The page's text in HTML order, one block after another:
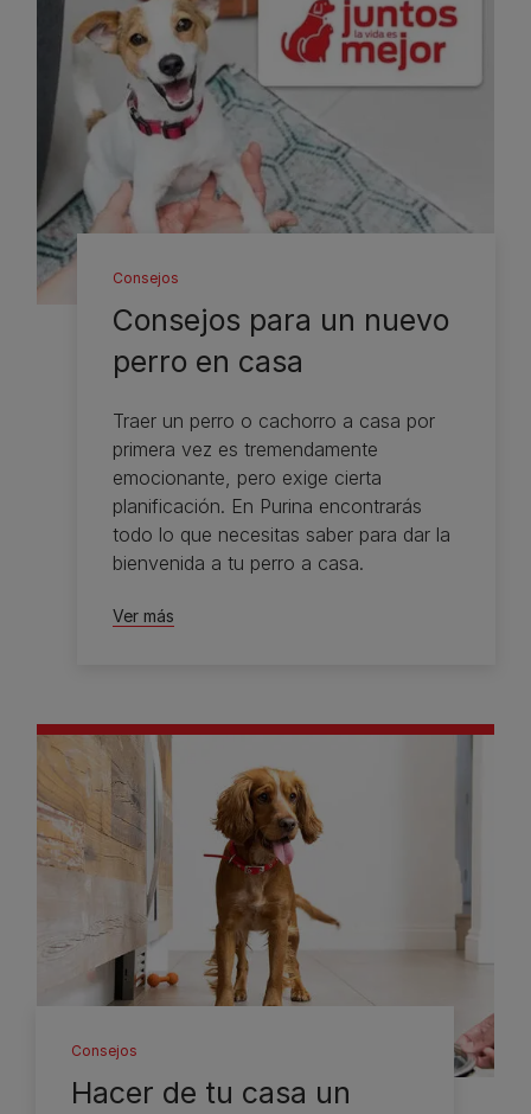
Consejos
Consejos para un nuevo
perro en casa
Traer un perro o cachorro a casa por
primera vez es tremendamente
emocionante, pero exige cierta
planificación. En Purina encontrarás
todo lo que necesitas saber para dar la
bienvenida a tu perro a casa.
Ver más
Consejos
Hacer de tu casa un